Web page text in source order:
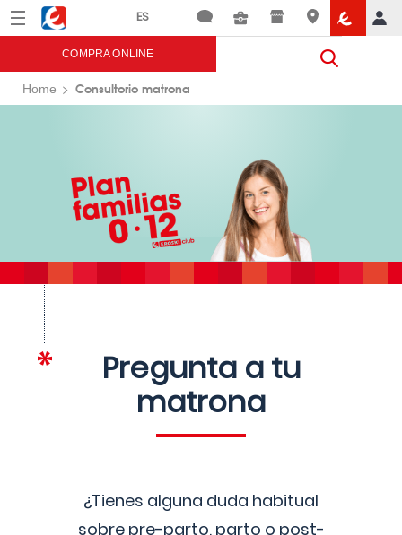
Menú Eroski
COMPRA ONLINE
Home Consultorio matrona
Pregunta a tu
matrona
¿Tienes alguna duda habitual
sobre pre-parto, parto o post-